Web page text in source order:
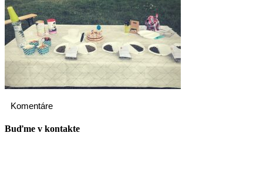
Komentáre
Buďme v kontakte